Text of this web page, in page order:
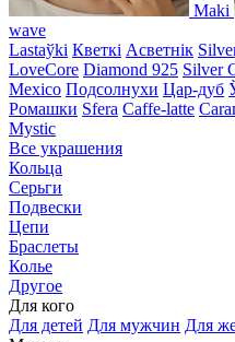
Maki
wave
Lastaўki Кветкі Асветнiк
LoveCore Diamond 925 Silver
Mexico Подсолнухи Цар-дуб
Ромашки Sfera Caffe-latte
Mystic
Все украшения
Кольца
Серьги
Подвески
Цепи
Браслеты
Колье
Другое
Для кого
Для детей Для мужчин Для